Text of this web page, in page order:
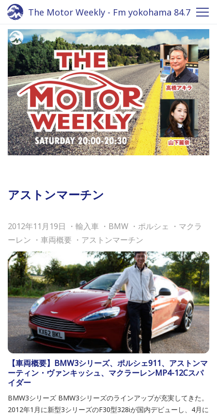
The Motor Weekly - Fm yokohama 84.7
アストンマーチン
2012年11月19日 ・ 輸入車 ・ BMW ・ ポルシェ ・ マクラ
ーレン ・ 車両概要 ・ アストンマーチン
【車両概要】BMW3シリーズ、ポルシェ911、アストンマ
ーティン・ヴァンキッシュ、マクラーレンMP4-12Cスパ
イダー
BMW3シリーズ BMW3シリーズのラインアップが充実してきた。
2012年1月に新型3シリーズのF30型328iが国内デビューし、4月に